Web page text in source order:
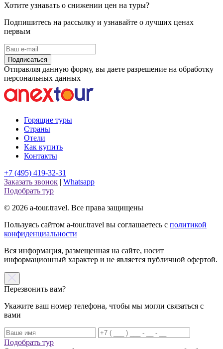
Хотите узнавать о снижении цен на туры?
Подпишитесь на рассылку и узнавайте о лучших ценах
первым
Подписаться
Отправляя данную форму, вы даете разрешение на обработку
персональных данных
Горящие туры
Страны
Отели
Как купить
Контакты
+7 (495) 419-32-31
Заказать звонок | Whatsapp
Подобрать тур
© 2026 a-tour.travel. Все права защищены
Пользуясь сайтом a-tour.travel вы соглашаетесь с политикой
конфиденциальности
Вся информация, размещенная на сайте, носит
информационный характер и не является публичной офертой.
Перезвонить вам?
Укажите ваш номер телефона, чтобы мы могли связаться с
вами
Подобрать тур